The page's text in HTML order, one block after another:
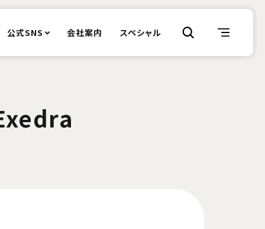
公式SNS 会社案内 スペシャル